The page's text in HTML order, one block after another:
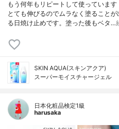
もう何年もリピートして使っていま
とても伸びるのでムラなく塗ること
る日焼け止めです。塗った後もベタ…
SKIN AQUA(スキンアクア)
スーパーモイスチャージェル
日本化粧品検定1級
harusaka